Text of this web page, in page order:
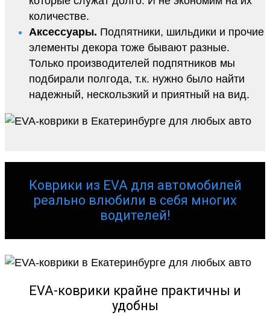
количестве.
Аксессуары. Подпятники, шильдики и прочие
элементы декора тоже бывают разные.
Только производителей подпятников мы
подбирали полгода, т.к. нужно было найти
надежный, нескользкий и приятный на вид.
Коврики из EVA для автомобилей
реально влюбили в себя многих
водителей!
EVA-коврики крайне практичны и
удобны